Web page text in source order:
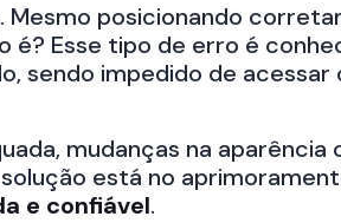
. Mesmo posicionando
é? Esse tipo de erro é
sendo impedido de acessar
mudanças na
solução está no
e confiável.